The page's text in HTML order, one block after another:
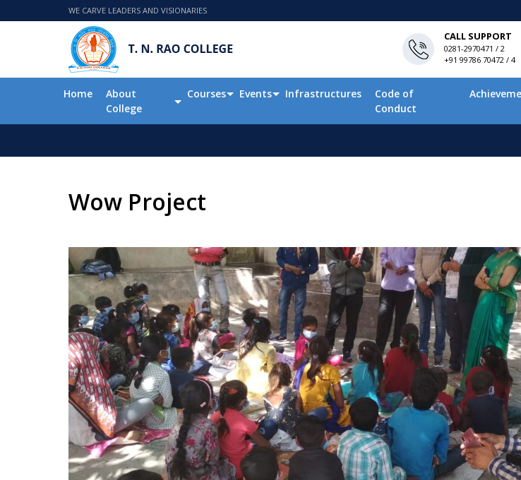
WE CARVE LEADERS AND VISIONARIES
CALL SUPPORT
0281-2970471 / 2
+91 99786 70472 / 4
Home
About
College
Courses Events Infrastructures
Code of
Conduct
Wow Project